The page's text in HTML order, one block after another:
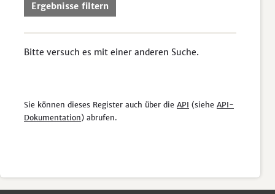
Ergebnisse filtern
Bitte versuch es mit einer anderen Suche.
Sie können dieses Register auch über die API (siehe API-
Dokumentation) abrufen.